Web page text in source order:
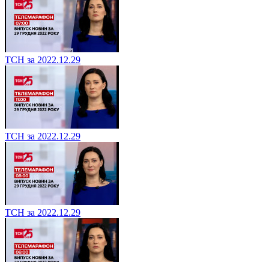
ТСН за 2022.12.29
ТСН за 2022.12.29
ТСН за 2022.12.29